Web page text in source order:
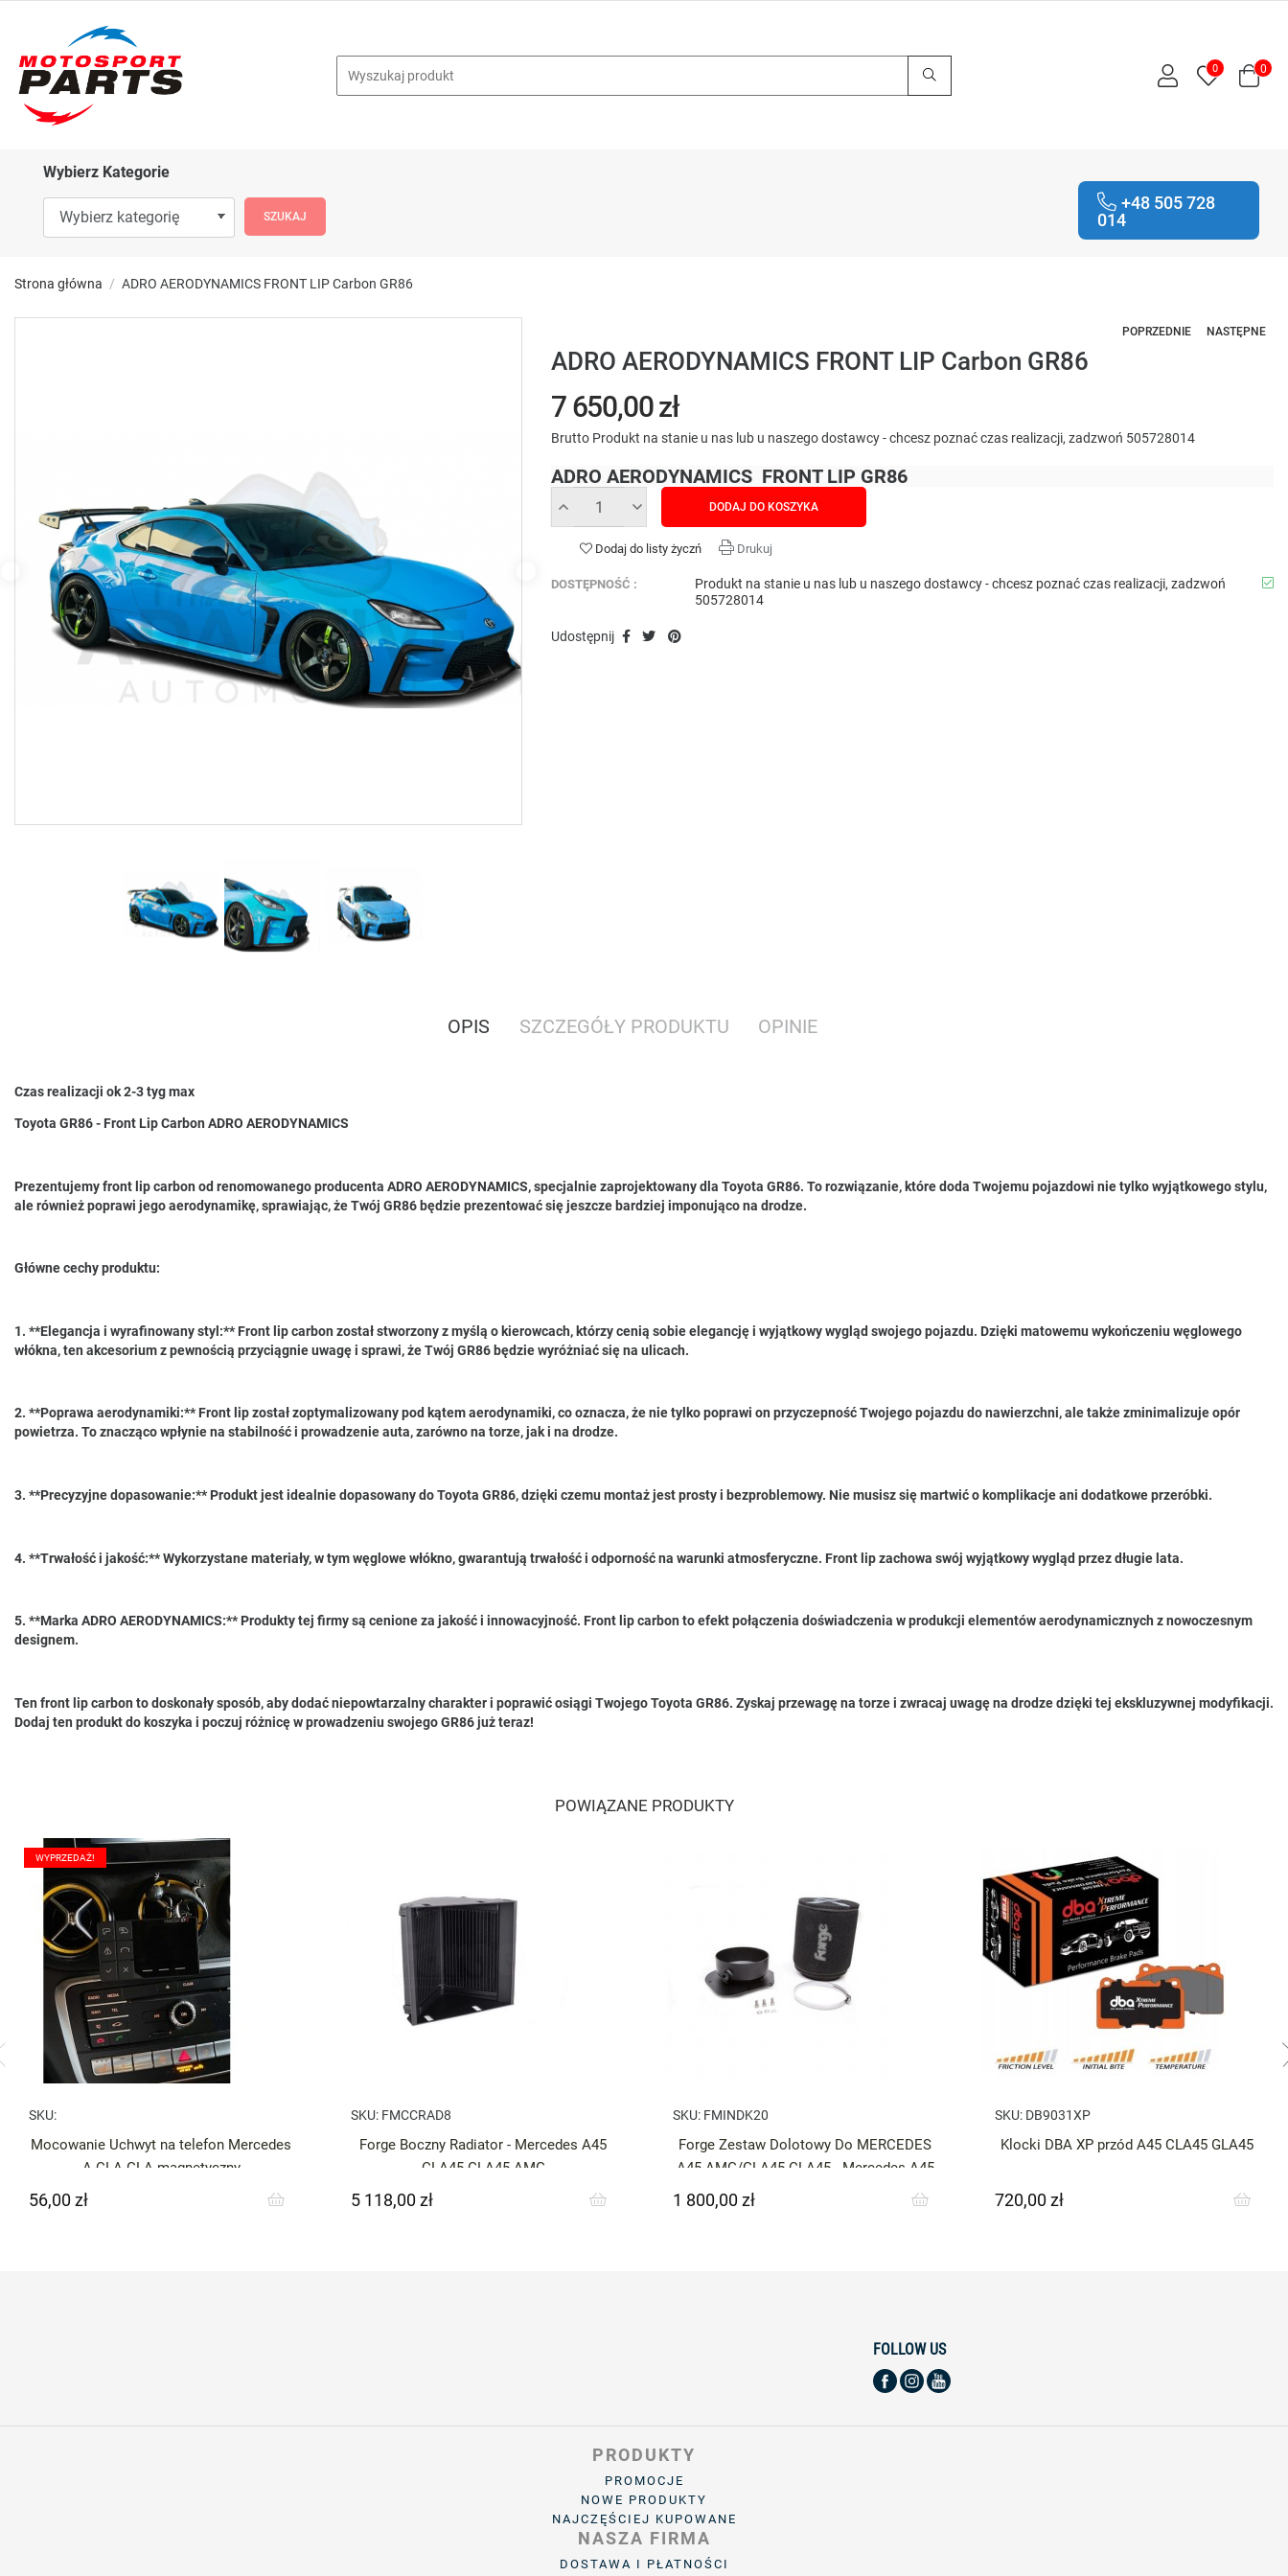
0 0
Wybierz Kategorie
+48 505 728
014
Strona główna ADRO AERODYNAMICS FRONT LIP Carbon GR86
POPRZEDNIE NASTĘPNE
ADRO AERODYNAMICS FRONT LIP Carbon GR86
7 650,00 zł
Brutto Produkt na stanie u nas lub u naszego dostawcy - chcesz poznać czas realizacji, zadzwoń 505728014
ADRO AERODYNAMICS FRONT LIP GR86
DODAJ DO KOSZYKA
Dodaj do listy życzń Drukuj
DOSTĘPNOŚĆ :
Produkt na stanie u nas lub u naszego dostawcy - chcesz poznać czas realizacji, zadzwoń
505728014
Udostępnij
OPIS SZCZEGÓŁY PRODUKTU OPINIE
Czas realizacji ok 2-3 tyg max
Toyota GR86 - Front Lip Carbon ADRO AERODYNAMICS
Prezentujemy front lip carbon od renomowanego producenta ADRO AERODYNAMICS, specjalnie zaprojektowany dla Toyota GR86. To rozwiązanie, które doda Twojemu pojazdowi nie tylko wyjątkowego stylu,
ale również poprawi jego aerodynamikę, sprawiając, że Twój GR86 będzie prezentować się jeszcze bardziej imponująco na drodze.
Główne cechy produktu:
1. **Elegancja i wyrafinowany styl:** Front lip carbon został stworzony z myślą o kierowcach, którzy cenią sobie elegancję i wyjątkowy wygląd swojego pojazdu. Dzięki matowemu wykończeniu węglowego
włókna, ten akcesorium z pewnością przyciągnie uwagę i sprawi, że Twój GR86 będzie wyróżniać się na ulicach.
2. **Poprawa aerodynamiki:** Front lip został zoptymalizowany pod kątem aerodynamiki, co oznacza, że nie tylko poprawi on przyczepność Twojego pojazdu do nawierzchni, ale także zminimalizuje opór
powietrza. To znacząco wpłynie na stabilność i prowadzenie auta, zarówno na torze, jak i na drodze.
3. **Precyzyjne dopasowanie:** Produkt jest idealnie dopasowany do Toyota GR86, dzięki czemu montaż jest prosty i bezproblemowy. Nie musisz się martwić o komplikacje ani dodatkowe przeróbki.
4. **Trwałość i jakość:** Wykorzystane materiały, w tym węglowe włókno, gwarantują trwałość i odporność na warunki atmosferyczne. Front lip zachowa swój wyjątkowy wygląd przez długie lata.
5. **Marka ADRO AERODYNAMICS:** Produkty tej firmy są cenione za jakość i innowacyjność. Front lip carbon to efekt połączenia doświadczenia w produkcji elementów aerodynamicznych z nowoczesnym
designem.
Ten front lip carbon to doskonały sposób, aby dodać niepowtarzalny charakter i poprawić osiągi Twojego Toyota GR86. Zyskaj przewagę na torze i zwracaj uwagę na drodze dzięki tej ekskluzywnej modyfikacji.
Dodaj ten produkt do koszyka i poczuj różnicę w prowadzeniu swojego GR86 już teraz!
POWIĄZANE PRODUKTY
SKU:
Mocowanie Uchwyt na telefon Mercedes
A CLA GLA magnetyczny
Cena
56,00 zł
WYPRZEDAŻ!
SKU: FMCCRAD8
Forge Boczny Radiator - Mercedes A45
CLA45 GLA45 AMG
Cena
5 118,00 zł
SKU: FMINDK20
Forge Zestaw Dolotowy Do MERCEDES
A45 AMG/GLA45 CLA45 - Mercedes A45
Cena
1 800,00 zł
SKU: DB9031XP
Klocki DBA XP przód A45 CLA45 GLA45
Cena
720,00 zł
FOLLOW US
PRODUKTY
PROMOCJE
NOWE PRODUKTY
NAJCZĘŚCIEJ KUPOWANE
NASZA FIRMA
DOSTAWA I PŁATNOŚCI